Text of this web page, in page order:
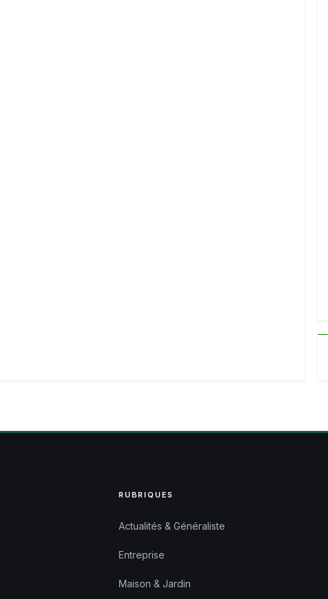
RUBRIQUES
Actualités & Généraliste
Entreprise
Maison & Jardin